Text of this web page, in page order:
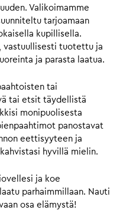
Valikoimamme
tarjoamaan
kupillisella.
vastuullisesti tuotettu ja
ja parasta laatua.
tai
tai etsit täydellistä
monipuolisesta
panostavat
eettisyyteen ja
hyvillä mielin.
ja koe
parhaimmillaan. Nauti
osa elämystä!